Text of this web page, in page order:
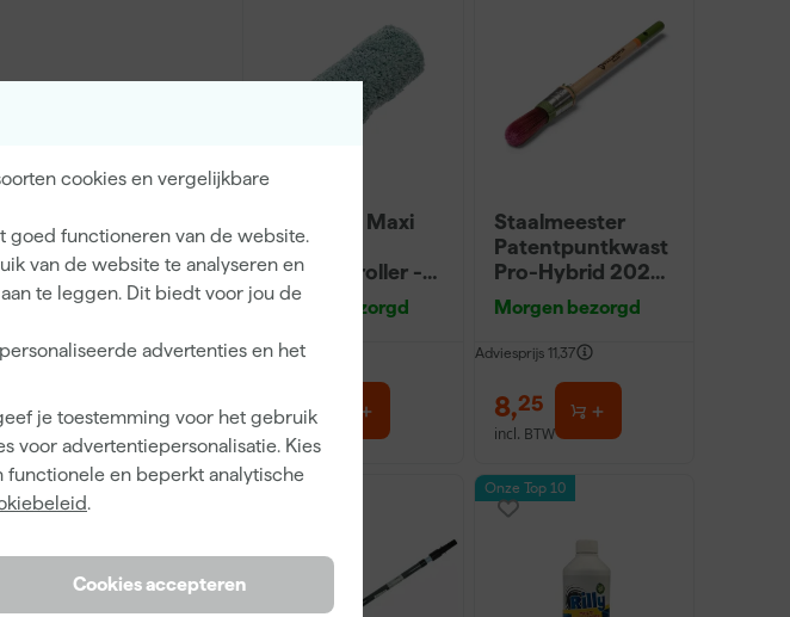
cookies en vergelijkbare
goed functioneren van de website.
van de website te analyseren en
te leggen. Dit biedt voor jou de
advertenties en het
je toestemming voor het gebruik
voor advertentiepersonalisatie. Kies
functionele en beperkt analytische
.
Cookies accepteren
bij
Is er iets mis met de
over
Afwasbaar
Beton, Metselwerk,
Pleisterwerk, Steen
Anza PRO Maxi
Micmex
muurverfroller -
18cm
Morgen bezorgd
Adviesprijs
7,
incl. BTW
Staalmeester
Patentpuntkwast
Pro-Hybrid 2020
- 10 (2cm)
Morgen bezorgd
Adviesprijs 11,37
8,25
incl. BTW
Onze Top 10